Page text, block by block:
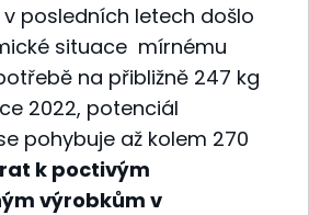
v posledních letech došlo
situace mírnému
na přibližně 247 kg
2022, potenciál
pohybuje až kolem 270
k poctivým
výrobkům v